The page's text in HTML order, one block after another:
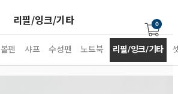
리필/잉크/기타 0
볼펜 샤프 수성펜 노트북 리필/잉크/기타